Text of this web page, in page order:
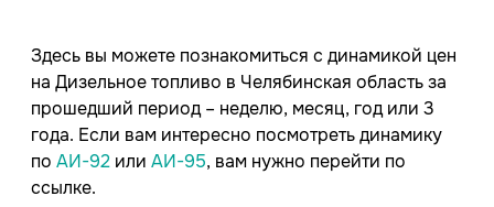
Здесь вы можете познакомиться с динамикой цен
на Дизельное топливо в Челябинская область за
прошедший период – неделю, месяц, год или 3
года. Если вам интересно посмотреть динамику
по АИ-92 или АИ-95, вам нужно перейти по
ссылке.